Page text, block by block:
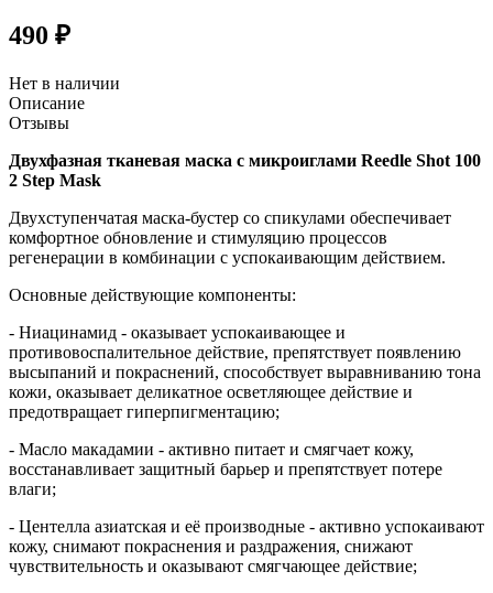
490 ₽
Нет в наличии
Описание
Отзывы
Двухфазная тканевая маска с микроиглами Reedle Shot 100
2 Step Mask
Двухступенчатая маска-бустер со спикулами обеспечивает
комфортное обновление и стимуляцию процессов
регенерации в комбинации с успокаивающим действием.
Основные действующие компоненты:
- Ниацинамид - оказывает успокаивающее и
противовоспалительное действие, препятствует появлению
высыпаний и покраснений, способствует выравниванию тона
кожи, оказывает деликатное осветляющее действие и
предотвращает гиперпигментацию;
- Масло макадамии - активно питает и смягчает кожу,
восстанавливает защитный барьер и препятствует потере
влаги;
- Центелла азиатская и её производные - активно успокаивают
кожу, снимают покраснения и раздражения, снижают
чувствительность и оказывают смягчающее действие;